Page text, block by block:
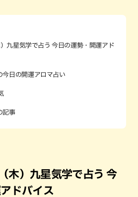
九星気学で占う 今日の運勢・開運アド
今日の開運アロマ占い
記事
木）九星気学で占う 今
ドバイス